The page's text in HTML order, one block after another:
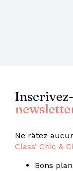
Ne râtez
Class’ Chic &
Bons